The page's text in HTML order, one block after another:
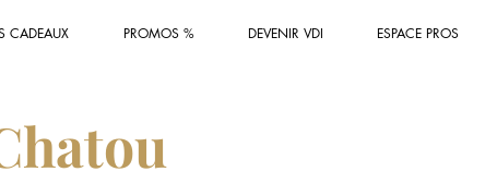
CADEAUX PROMOS % DEVENIR VDI ESPACE PROS